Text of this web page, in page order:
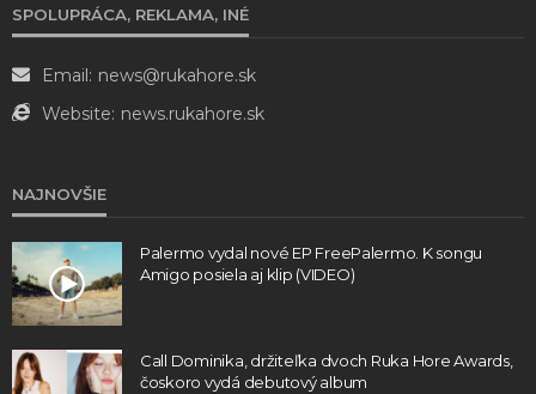
SPOLUPRÁCA, REKLAMA, INÉ
Email: news@rukahore.sk
Website: news.rukahore.sk
NAJNOVŠIE
Palermo vydal nové EP FreePalermo. K songu
Amigo posiela aj klip (VIDEO)
Call Dominika, držiteľka dvoch Ruka Hore Awards,
čoskoro vydá debutový album